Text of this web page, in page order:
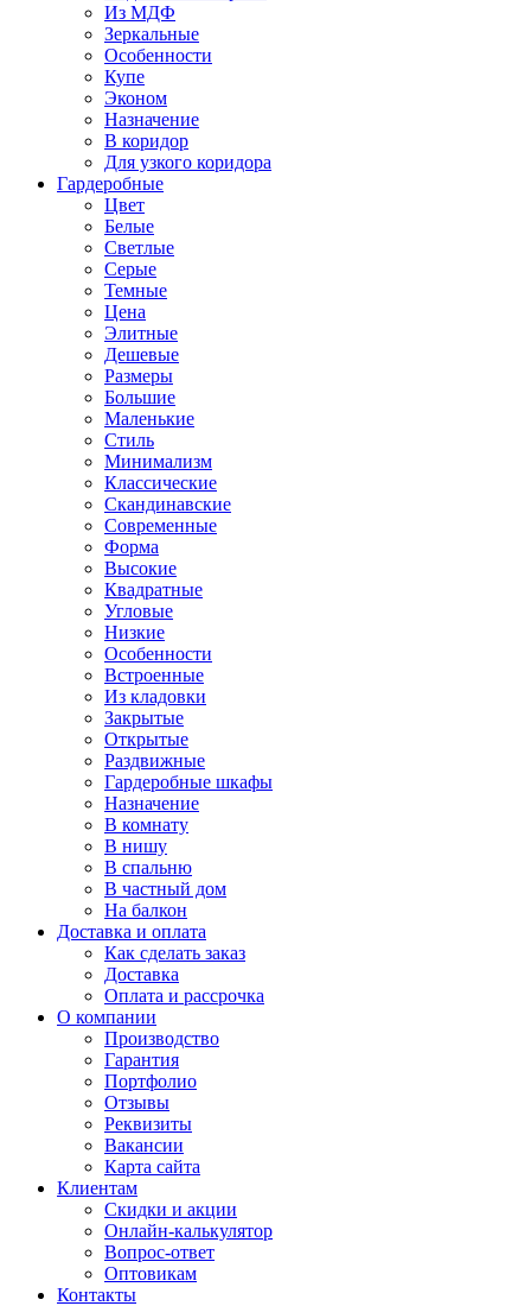
Из МДФ
Зеркальные
Особенности
Купе
Эконом
Назначение
В коридор
Для узкого коридора
Гардеробные
Цвет
Белые
Светлые
Серые
Темные
Цена
Элитные
Дешевые
Размеры
Большие
Маленькие
Стиль
Минимализм
Классические
Скандинавские
Современные
Форма
Высокие
Квадратные
Угловые
Низкие
Особенности
Встроенные
Из кладовки
Закрытые
Открытые
Раздвижные
Гардеробные шкафы
Назначение
В комнату
В нишу
В спальню
В частный дом
На балкон
Доставка и оплата
Как сделать заказ
Доставка
Оплата и рассрочка
О компании
Производство
Гарантия
Портфолио
Отзывы
Реквизиты
Вакансии
Карта сайта
Клиентам
Скидки и акции
Онлайн-калькулятор
Вопрос-ответ
Оптовикам
Контакты